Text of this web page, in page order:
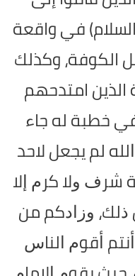
في واقعة
الكوفة، وكذلك
الذين امتدحهم
في خطبة له جاء
ﻟﻢ ﻳﺠﻌﻞ ﻻ‌ﺣﺪ
ﺷﺮﻑ ﻭﻻ‌ ﻛﺮﻡ ﺇﻻ
ﻭﺯﺍﺩﻛﻢ ﻣﻦ
ﺃﻗﻮﻡ ﺍﻟﻨﺎﺱ